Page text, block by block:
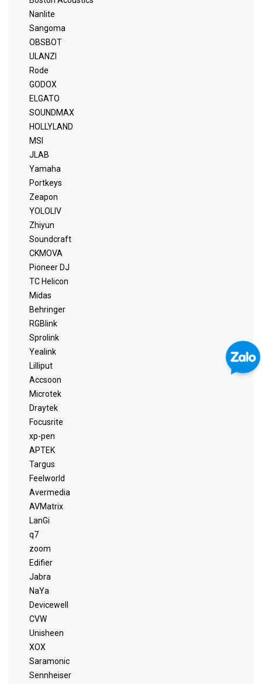
Nanlite
Sangoma
OBSBOT
ULANZI
Rode
GODOX
ELGATO
SOUNDMAX
HOLLYLAND
MSI
JLAB
Yamaha
Portkeys
Zeapon
YOLOLIV
Zhiyun
Soundcraft
CKMOVA
Pioneer DJ
TC Helicon
Midas
Behringer
RGBlink
Sprolink
Yealink
Lilliput
Accsoon
Microtek
Draytek
Focusrite
xp-pen
APTEK
Targus
Feelworld
Avermedia
AVMatrix
LanGi
q7
zoom
Edifier
Jabra
NaYa
Devicewell
CVW
Unisheen
XOX
Saramonic
Sennheiser